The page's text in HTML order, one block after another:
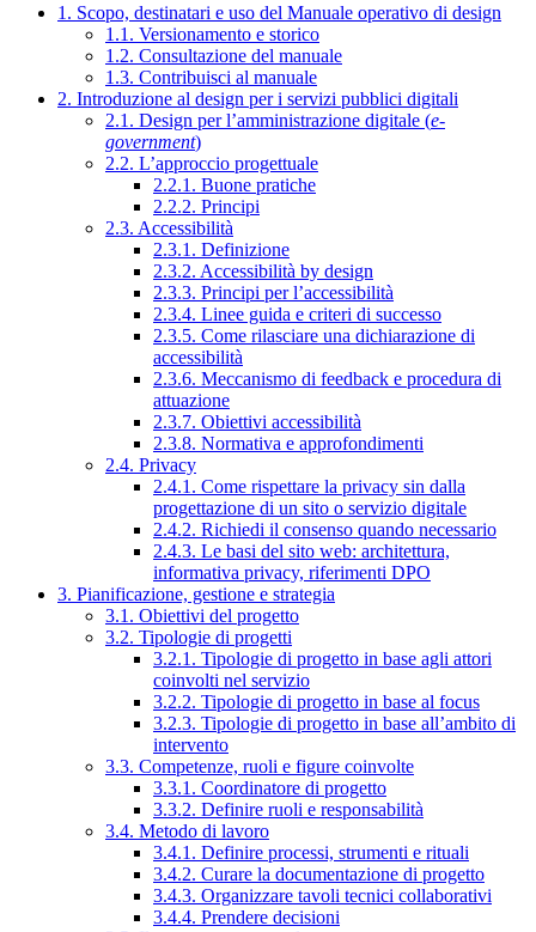
1. Scopo, destinatari e uso del Manuale operativo di design
1.1. Versionamento e storico
1.2. Consultazione del manuale
1.3. Contribuisci al manuale
2. Introduzione al design per i servizi pubblici digitali
2.1. Design per l’amministrazione digitale (e-
government)
2.2. L’approccio progettuale
2.2.1. Buone pratiche
2.2.2. Principi
2.3. Accessibilità
2.3.1. Definizione
2.3.2. Accessibilità by design
2.3.3. Principi per l’accessibilità
2.3.4. Linee guida e criteri di successo
2.3.5. Come rilasciare una dichiarazione di
accessibilità
2.3.6. Meccanismo di feedback e procedura di
attuazione
2.3.7. Obiettivi accessibilità
2.3.8. Normativa e approfondimenti
2.4. Privacy
2.4.1. Come rispettare la privacy sin dalla
progettazione di un sito o servizio digitale
2.4.2. Richiedi il consenso quando necessario
2.4.3. Le basi del sito web: architettura,
informativa privacy, riferimenti DPO
3. Pianificazione, gestione e strategia
3.1. Obiettivi del progetto
3.2. Tipologie di progetti
3.2.1. Tipologie di progetto in base agli attori
coinvolti nel servizio
3.2.2. Tipologie di progetto in base al focus
3.2.3. Tipologie di progetto in base all’ambito di
intervento
3.3. Competenze, ruoli e figure coinvolte
3.3.1. Coordinatore di progetto
3.3.2. Definire ruoli e responsabilità
3.4. Metodo di lavoro
3.4.1. Definire processi, strumenti e rituali
3.4.2. Curare la documentazione di progetto
3.4.3. Organizzare tavoli tecnici collaborativi
3.4.4. Prendere decisioni